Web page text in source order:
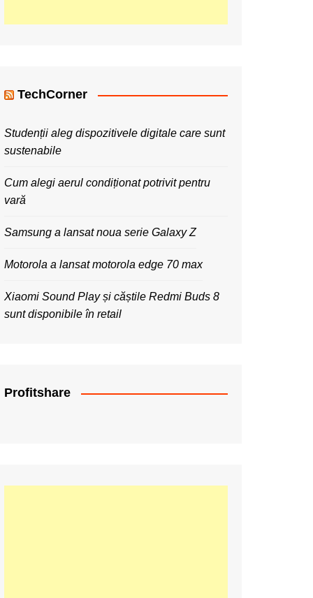
TechCorner
Studenții aleg dispozitivele digitale care sunt
sustenabile
Cum alegi aerul condiționat potrivit pentru
vară
Samsung a lansat noua serie Galaxy Z
Motorola a lansat motorola edge 70 max
Xiaomi Sound Play și căștile Redmi Buds 8
sunt disponibile în retail
Profitshare